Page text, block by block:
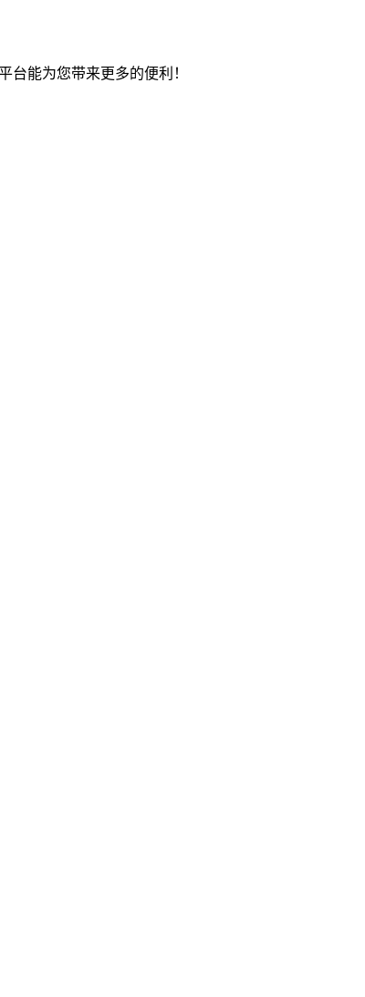
台能为您带来更多的便利！